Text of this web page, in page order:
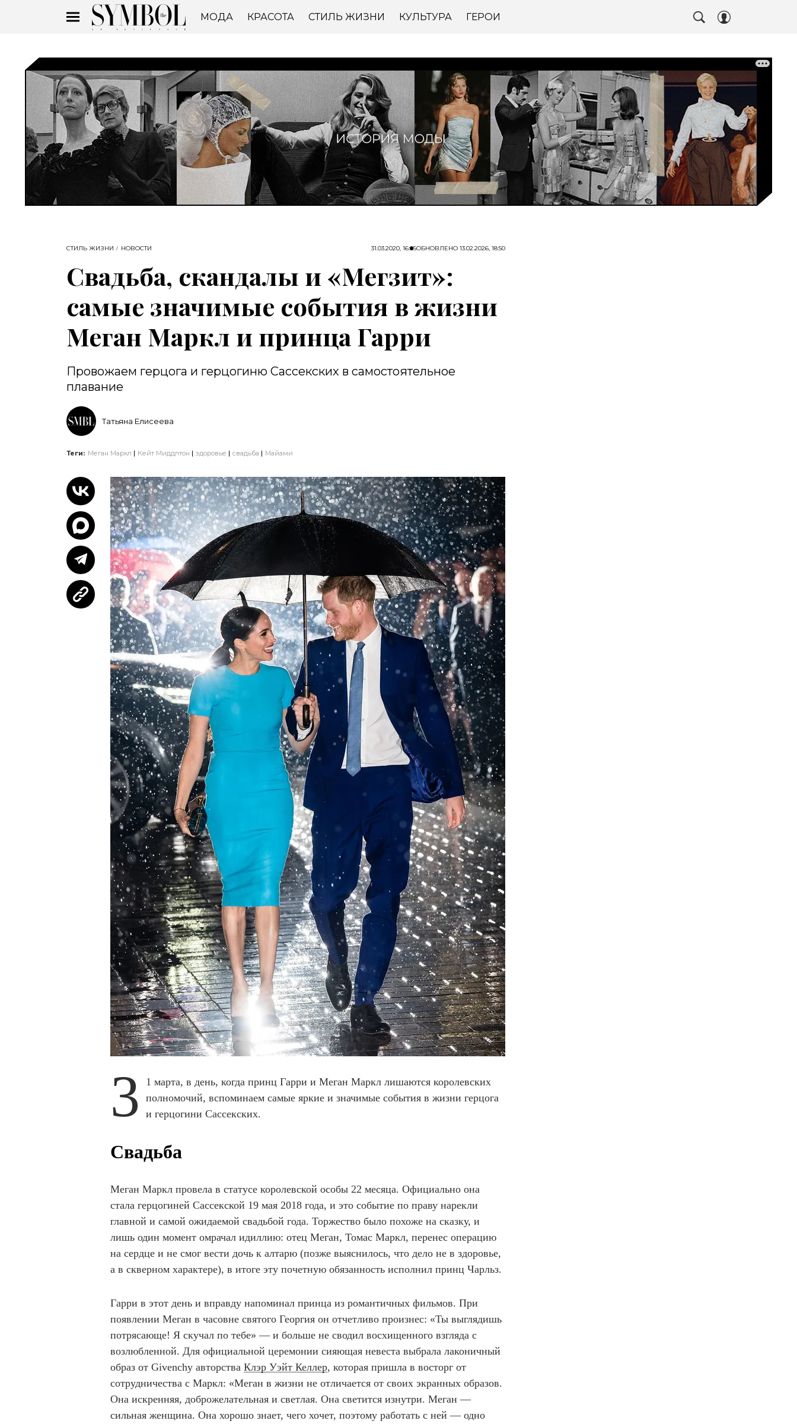
МОДА КРАСОТА СТИЛЬ ЖИЗНИ КУЛЬТУРА ГЕРОИ
СТИЛЬ ЖИЗНИ НОВОСТИ 31.03.2020, 16:05ОБНОВЛЕНО 13.02.2026, 18:50
Свадьба, скандалы и «Мегзит»:
самые значимые события в жизни
Меган Маркл и принца Гарри
Провожаем герцога и герцогиню Сассекских в самостоятельное
плавание
Татьяна Елисеева
Теги: Меган Маркл Кейт Миддлтон здоровье свадьба Майами
3
1 марта, в день, когда принц Гарри и Меган Маркл лишаются королевских
полномочий, вспоминаем самые яркие и значимые события в жизни герцога
и герцогини Сассекских.
Свадьба
Меган Маркл провела в статусе королевской особы 22 месяца. Официально она
стала герцогиней Сассекской 19 мая 2018 года, и это событие по праву нарекли
главной и самой ожидаемой свадьбой года. Торжество было похоже на сказку, и
лишь один момент омрачал идиллию: отец Меган, Томас Маркл, перенес операцию
на сердце и не смог вести дочь к алтарю (позже выяснилось, что дело не в здоровье,
а в скверном характере), в итоге эту почетную обязанность исполнил принц Чарльз.
Гарри в этот день и вправду напоминал принца из романтичных фильмов. При
появлении Меган в часовне святого Георгия он отчетливо произнес: «Ты выглядишь
потрясающе! Я скучал по тебе» — и больше не сводил восхищенного взгляда с
возлюбленной. Для официальной церемонии сияющая невеста выбрала лаконичный
образ от Givenchy авторства Клэр Уэйт Келлер, которая пришла в восторг от
сотрудничества с Маркл: «Меган в жизни не отличается от своих экранных образов.
Она искренняя, доброжелательная и светлая. Она светится изнутри. Меган —
сильная женщина. Она хорошо знает, чего хочет, поэтому работать с ней — одно